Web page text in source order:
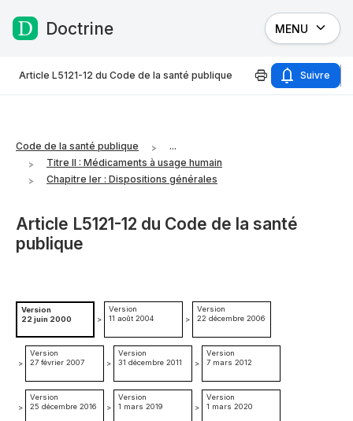
Passer au contenu
Doctrine MENU
Article L5121-12 du Code de la santé publique Suivre
Code de la santé publique
...
Titre II : Médicaments à usage humain
Chapitre Ier : Dispositions générales
Article L5121-12 du Code de la santé
publique
Version
22 juin 2000
>
Version
11 août 2004
>
Version
22 décembre 2006
>
Version
27 février 2007
>
Version
31 décembre 2011
>
Version
7 mars 2012
>
Version
25 décembre 2016
>
Version
1 mars 2019
>
Version
1 mars 2020